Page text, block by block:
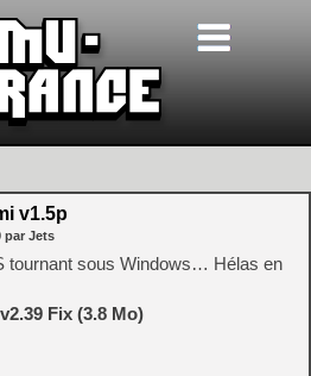
v1.5p
par Jets
tournant sous Windows… Hélas en
Fix (3.8 Mo)